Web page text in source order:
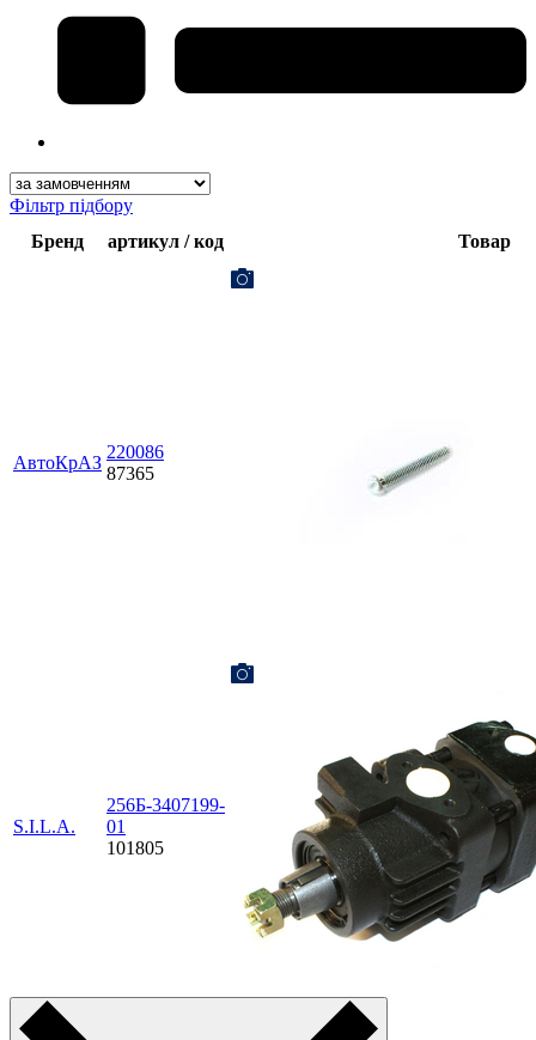
Фільтр підбору
Бренд
артикул / код Товар
АвтоКрАЗ
220086
87365
S.I.L.A.
256Б-3407199-
01
101805